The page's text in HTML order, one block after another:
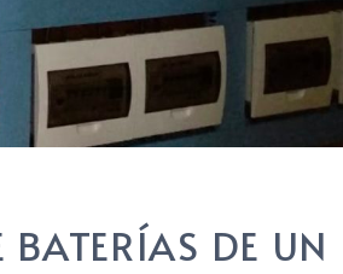
DE UN